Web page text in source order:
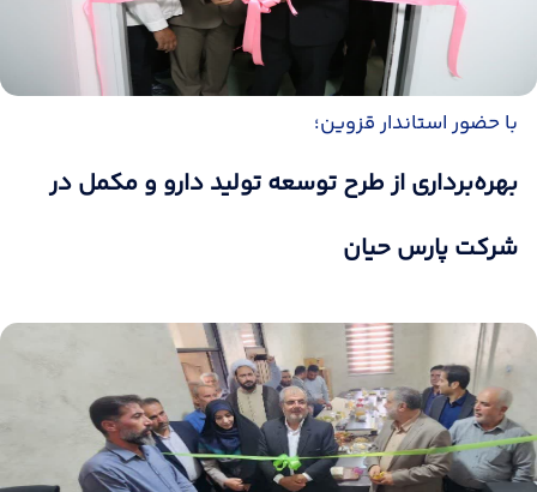
با حضور استاندار قزوین؛
بهره‌برداری از طرح توسعه تولید دارو و مکمل در
شرکت پارس حیان